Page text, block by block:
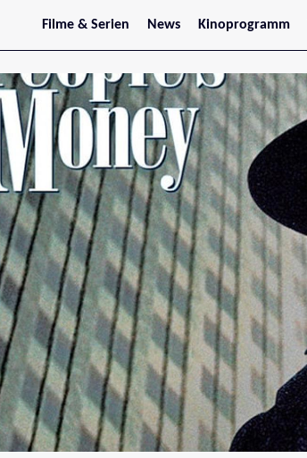
Filme & Serien
Trailer
Filmarchiv
Serienarchiv
News
Stars
Kinoprogramm
Jetzt im Kino
Wien
Niederösterreich
Oberösterreich
Steiermark
Burgenland
Kärnten
Salzburg
Tirol
Vorarlberg